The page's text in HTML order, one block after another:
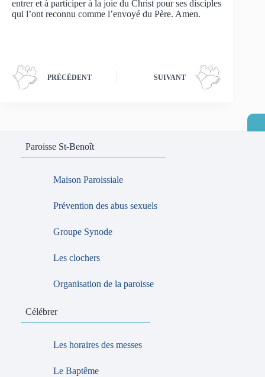
entrer et à participer à la joie du Christ pour ses disciples
qui l’ont reconnu comme l’envoyé du Père. Amen.
PRÉCÉDENT SUIVANT
Paroisse St-Benoît
Maison Paroissiale
Prévention des abus sexuels
Groupe Synode
Les clochers
Organisation de la paroisse
Célébrer
Les horaires des messes
Le Baptême